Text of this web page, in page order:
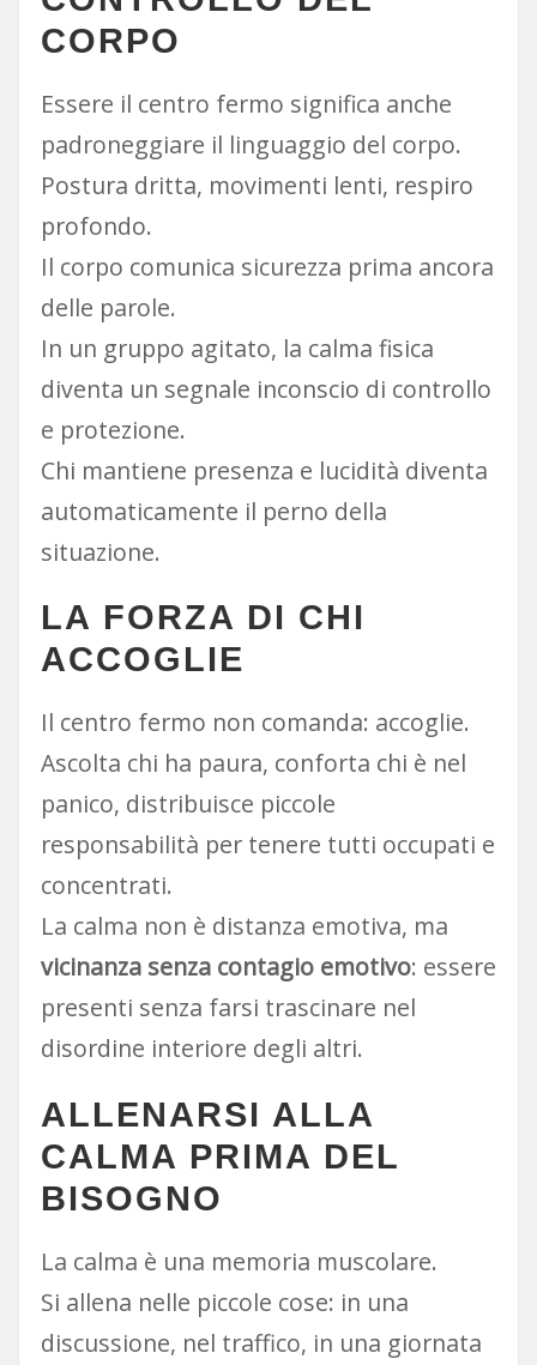
CORPO
Essere il centro fermo significa anche
padroneggiare il linguaggio del corpo.
Postura dritta, movimenti lenti, respiro
profondo.
Il corpo comunica sicurezza prima ancora
delle parole.
In un gruppo agitato, la calma fisica
diventa un segnale inconscio di controllo
e protezione.
Chi mantiene presenza e lucidità diventa
automaticamente il perno della
situazione.
LA FORZA DI CHI
ACCOGLIE
Il centro fermo non comanda: accoglie.
Ascolta chi ha paura, conforta chi è nel
panico, distribuisce piccole
responsabilità per tenere tutti occupati e
concentrati.
La calma non è distanza emotiva, ma
vicinanza senza contagio emotivo: essere
presenti senza farsi trascinare nel
disordine interiore degli altri.
ALLENARSI ALLA
CALMA PRIMA DEL
BISOGNO
La calma è una memoria muscolare.
Si allena nelle piccole cose: in una
discussione, nel traffico, in una giornata